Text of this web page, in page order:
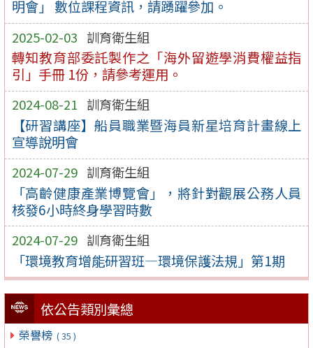
明會」 數位課程資訊，請踴躍參加。
2025-02-03 訓育衛生組
轉知教育部委託製作之「海外留遊學消費權益指
引」手冊 1份，請參考運用。
2024-08-21 訓育衛生組
【研習講座】船員職業暨海員新星培育計畫線上
宣導說明會
2024-07-29 訓育衛生組
「高齡健康產業博覽會」，將針對觀展公務人員
核發6小時終身學習時數
2024-07-29 訓育衛生組
「環境教育增能研習班—環境保護法規」第1期
依公告類別彙總
榮譽榜 ( 35 )